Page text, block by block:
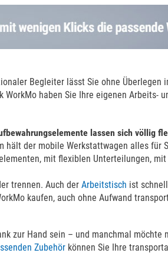
Begleiter lässt Sie ohne Überlegen
haben Sie Ihre eigenen Arbeits-
lassen sich völlig
der mobile Werkstattwagen alles für
mit flexiblen Unterteilungen,
trennen. Auch der Arbeitstisch ist
kaufen, auch ohne Aufwand
zur Hand sein – und manchmal
Zubehör können Sie Ihre